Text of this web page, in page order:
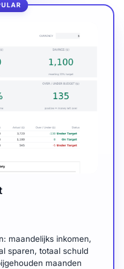
maandelijks inkomen,
sparen, totaal schuld
maanden